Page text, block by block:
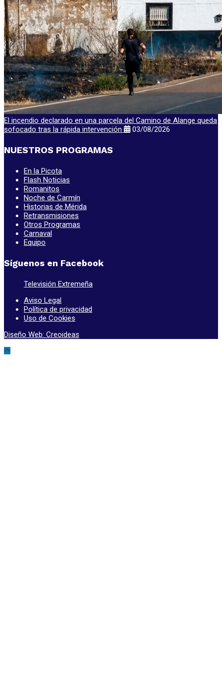
El incendio declarado en una parcela del Camino de Alange queda
sofocado tras la rápida intervención
03/08/2026
NUESTROS PROGRAMAS
En la Picota
Flash Noticias
Romanitos
Noche de Carmín
Historias de Mérida
Retransmisiones
Otros Programas
Carnaval
Equipo
Síguenos en Facebook
Televisión Extremeña
Aviso Legal
Política de privacidad
Uso de Cookies
Diseño Web: Creoideas